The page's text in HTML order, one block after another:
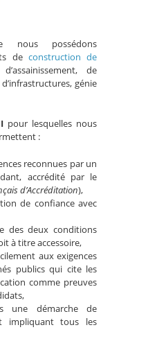
nous possédons
de construction de
de
génie
pour lesquelles nous
:
reconnues par un
accrédité par le
d’Accréditation),
de confiance avec
des deux conditions
à titre accessoire,
aux exigences
publics qui cite les
comme preuves
une démarche de
impliquant tous les